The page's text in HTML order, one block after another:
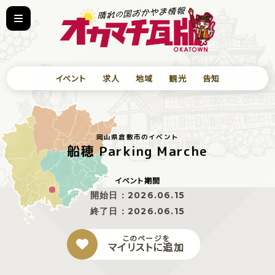
イベント 求人 地域 観光 告知
岡山県倉敷市のイベント
船穂 Parking Marche
イベント期間
開始日： 2026.06.15
終了日： 2026.06.15
このページを
マイリストに追加